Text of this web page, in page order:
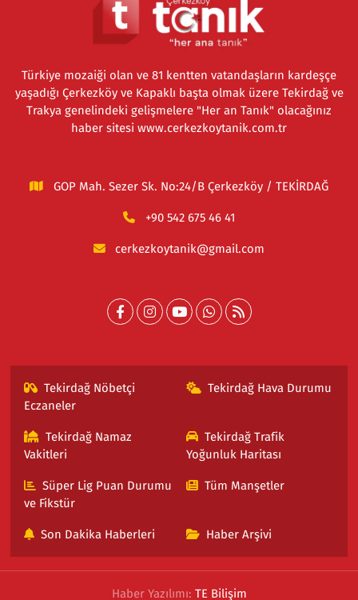
Türkiye mozaiği olan ve 81 kentten vatandaşların kardeşçe
yaşadığı Çerkezköy ve Kapaklı başta olmak üzere Tekirdağ ve
Trakya genelindeki gelişmelere "Her an Tanık" olacağınız
haber sitesi www.cerkezkoytanik.com.tr
GOP Mah. Sezer Sk. No:24/B Çerkezköy / TEKİRDAĞ
+90 542 675 46 41
cerkezkoytanik@gmail.com
Tekirdağ Nöbetçi
Eczaneler
Tekirdağ Hava Durumu
Tekirdağ Namaz
Vakitleri
Tekirdağ Trafik
Yoğunluk Haritası
Süper Lig Puan Durumu
ve Fikstür
Tüm Manşetler
Son Dakika Haberleri Haber Arşivi
Haber Yazılımı: TE Bilişim